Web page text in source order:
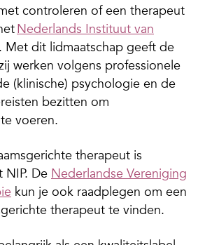
controleren of een therapeut
Nederlands Instituut van
. Met dit lidmaatschap geeft de
werken volgens professionele
(klinische) psychologie en de
bezitten om
voeren.
therapeut is
NIP. De Nederlandse Vereniging
kun je ook raadplegen om een
therapeut te vinden.